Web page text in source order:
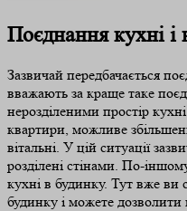
Поєднання кухні і
Зазвичай передбачається
вважають за краще таке
нерозділеними простір
квартири, можливе
вітальні. У цій ситуації
розділені стінами. По-
кухні в будинку. Тут вже ви
будинку і можете дозволити